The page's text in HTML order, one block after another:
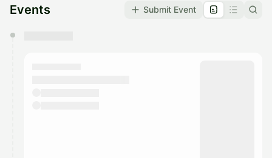
Events Submit Event